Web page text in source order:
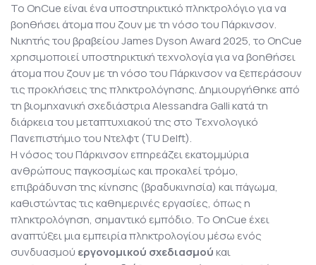
Το OnCue είναι ένα υποστηρικτικό πληκτρολόγιο για να
βοηθήσει άτομα που ζουν με τη νόσο του Πάρκινσον.
Νικητής του βραβείου James Dyson Award 2025, το OnCue
χρησιμοποιεί υποστηρικτική τεχνολογία για να βοηθήσει
άτομα που ζουν με τη νόσο του Πάρκινσον να ξεπεράσουν
τις προκλήσεις της πληκτρολόγησης. Δημιουργήθηκε από
τη βιομηχανική σχεδιάστρια Alessandra Galli κατά τη
διάρκεια του μεταπτυχιακού της στο Τεχνολογικό
Πανεπιστήμιο του Ντελφτ (TU Delft).
Η νόσος του Πάρκινσον επηρεάζει εκατομμύρια
ανθρώπους παγκοσμίως και προκαλεί τρόμο,
επιβράδυνση της κίνησης (βραδυκινησία) και πάγωμα,
καθιστώντας τις καθημερινές εργασίες, όπως η
πληκτρολόγηση, σημαντικό εμπόδιο. Το OnCue έχει
αναπτύξει μια εμπειρία πληκτρολογίου μέσω ενός
συνδυασμού εργονομικού σχεδιασμούκαι